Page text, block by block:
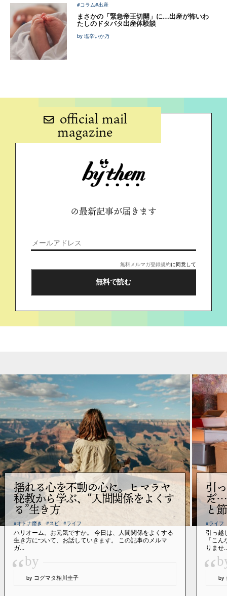
#コラム#出産
まさかの「緊急帝王切開」に…出産が怖いわ
たしのドタバタ出産体験談
by 塩辛いか乃
official mail
magazine
の最新記事が届きます
無料メルマガ登録規約に同意して
揺れる心を不動の心に。ヒマラヤ
秘教から学ぶ、“人間関係をよくす
る”生き方
#オトナ磨き #スピ #ライフ
ハリオーム。お元気ですか。 今日は、人間関係をよくする
生き方について、お話していきます。 この記事のメルマ
ガ...
“by
by ヨグマタ相川圭子
引
だ…
と
#ライフ
引っ越
「こ
りませ
“ by